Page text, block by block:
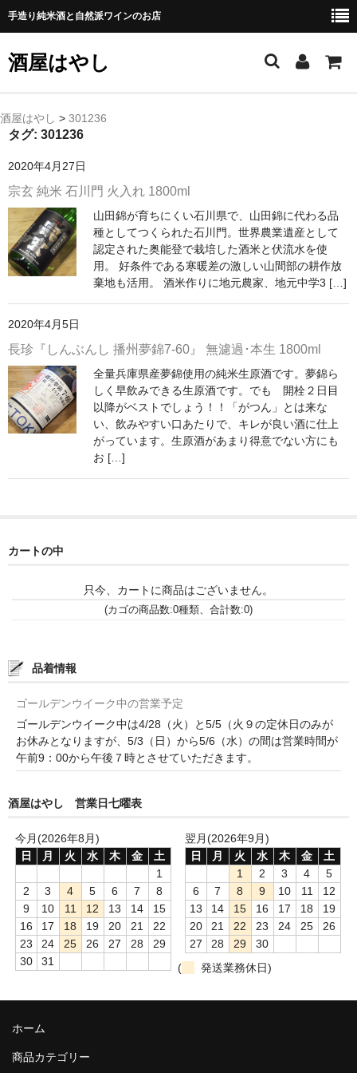
手造り純米酒と自然派ワインのお店
酒屋はやし
ホーム
純 米 酒
よえもん 川村酒造店（岩手県花巻市）
田从･月下の舞 舞鶴酒造（秋田県横手市）
綿屋 金の井酒造（宮城県栗原市）
大七 大七酒造（福島県二本松市）
宗玄 宗玄酒造（石川県珠洲市）
神亀 神亀酒造（埼玉県蓮田市）
隆・丹沢山 川西屋酒造店（神奈川県足柄上郡）
長珍 長珍酒造（愛知県津島市）
大治郎・喜量能 畑酒造（滋賀県東近江市）
秋鹿・奥鹿 秋鹿酒造（大阪府豊能郡能勢町）
睡龍・生もとのどぶ 久保本家酒造（奈良県宇陀市）
諏訪泉 諏訪酒造（鳥取県八頭郡智頭町）
✚旭日 旭日酒造（島根県出雲市）
本 格 焼 酎
小鹿 小鹿酒造（鹿児島県鹿屋市)
明るい農村 霧島町蒸留所（鹿児島県霧島市）
鶴見 大石酒造（鹿児島県阿久根市）
France/ﾌﾗﾝｽ
酒屋はやし > 301236
タグ: 301236
2020年4月27日
宗玄 純米 石川門 火入れ 1800ml
山田錦が育ちにくい石川県で、山田錦に代わる品
種としてつくられた石川門。世界農業遺産として
認定された奥能登で栽培した酒米と伏流水を使
用。 好条件である寒暖差の激しい山間部の耕作放
棄地も活用。 酒米作りに地元農家、地元中学3 […]
2020年4月5日
長珍『しんぶんし 播州夢錦7-60』 無濾過･本生 1800ml
全量兵庫県産夢錦使用の純米生原酒です。夢錦ら
しく早飲みできる生原酒です。でも 開栓２日目
以降がベストでしょう！！「がつん」とは来な
い、飲みやすい口あたりで、キレが良い酒に仕上
がっています。生原酒があまり得意でない方にも
お […]
カートの中
只今、カートに商品はございません。
(カゴの商品数:0種類、合計数:0)
品着情報
ゴールデンウイーク中の営業予定
ゴールデンウイーク中は4/28（火）と5/5（火９の定休日のみが
お休みとなりますが、5/3（日）から5/6（水）の間は営業時間が
午前9：00から午後７時とさせていただきます。
酒屋はやし 営業日七曜表
今月(2026年8月)
日
月 火 水 木 金
土
1
2
3 4 5 6 7
8
9
10 11 12 13 14
15
16
17 18 19 20 21
22
23
24 25 26 27 28
29
30
31
翌月(2026年9月)
日
月 火 水 木 金
土
1
2 3 4
5
6
7 8 9 10 11
12
13
14 15 16 17 18
19
20
21 22 23 24 25
26
27
28 29
30
(
発送業務休日)
ホーム
商品カテゴリー